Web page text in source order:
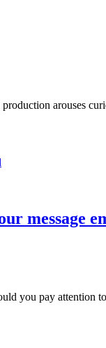
arouses
message
you pay attention